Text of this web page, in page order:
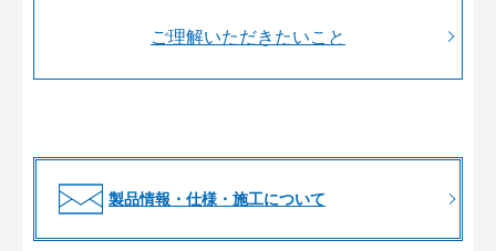
ご理解いただきたいこと
製品情報・仕様・施工について